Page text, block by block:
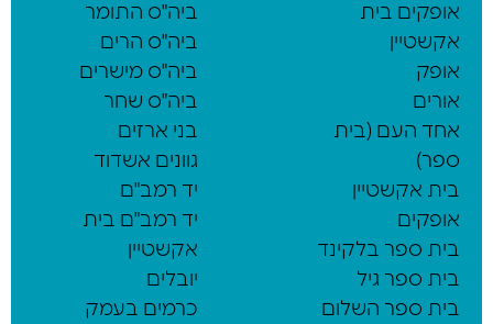
אופקים בית
אקשטיין
אופק
אורים
אחד העם (בית
ספר)
בית אקשטיין
אופקים
בית ספר בלקינד
בית ספר גיל
בית ספר השלום
ביה"ס התומר
ביה"ס הרים
ביה"ס מישרים
ביה"ס שחר
בני ארזים
גוונים אשדוד
יד רמב"ם
יד רמב"ם בית
אקשטיין
יובלים
כרמים בעמק